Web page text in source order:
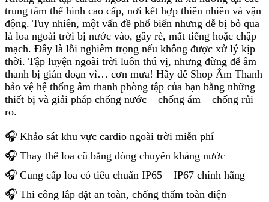
trung tâm thể hình cao cấp, nơi kết hợp thiên nhiên và vận
động. Tuy nhiên, một vấn đề phổ biến nhưng dễ bị bỏ qua
là loa ngoài trời bị nước vào, gây rè, mất tiếng hoặc chập
mạch. Đây là lỗi nghiêm trọng nếu không được xử lý kịp
thời. Tập luyện ngoài trời luôn thú vị, nhưng đừng để âm
thanh bị gián đoạn vì… cơn mưa! Hãy để Shop Âm Thanh
bảo vệ hệ thống âm thanh phòng tập của bạn bằng những
thiết bị và giải pháp chống nước – chống ẩm – chống rủi
ro.
🎧 Khảo sát khu vực cardio ngoài trời miễn phí
🎧 Thay thế loa cũ bằng dòng chuyên kháng nước
🎧 Cung cấp loa có tiêu chuẩn IP65 – IP67 chính hãng
🎧 Thi công lắp đặt an toàn, chống thấm toàn diện